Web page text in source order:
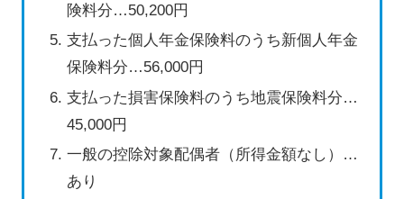
険料分…50,200円
支払った個人年金保険料のうち新個人年金
保険料分…56,000円
支払った損害保険料のうち地震保険料分…
45,000円
一般の控除対象配偶者（所得金額なし）…
あり